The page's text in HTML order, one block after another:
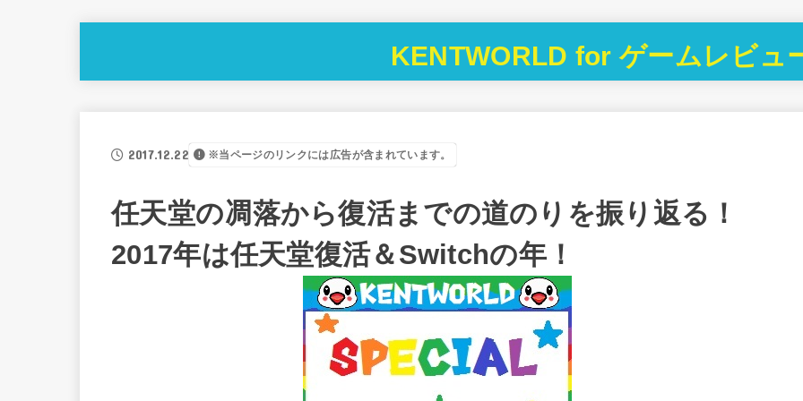
KENTWORLD for ゲームレビュ
2017.12.22 ※当ページのリンクには広告が含まれています。
任天堂の凋落から復活までの道のりを振り返る！
2017年は任天堂復活＆Switchの年！